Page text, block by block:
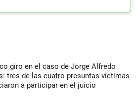
giro en el caso de Jorge Alfredo
tres de las cuatro presuntas víctimas
a participar en el juicio